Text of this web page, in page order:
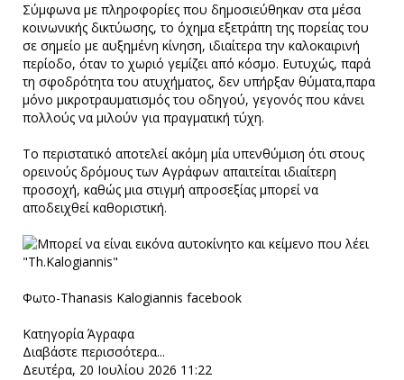
Σύμφωνα με πληροφορίες που δημοσιεύθηκαν στα μέσα
κοινωνικής δικτύωσης, το όχημα εξετράπη της πορείας του
σε σημείο με αυξημένη κίνηση, ιδιαίτερα την καλοκαιρινή
περίοδο, όταν το χωριό γεμίζει από κόσμο. Ευτυχώς, παρά
τη σφοδρότητα του ατυχήματος, δεν υπήρξαν θύματα,παρα
μόνο μικροτραυματισμός του οδηγού, γεγονός που κάνει
πολλούς να μιλούν για πραγματική τύχη.
Το περιστατικό αποτελεί ακόμη μία υπενθύμιση ότι στους
ορεινούς δρόμους των Αγράφων απαιτείται ιδιαίτερη
προσοχή, καθώς μια στιγμή απροσεξίας μπορεί να
αποδειχθεί καθοριστική.
Φωτο-Thanasis Kalogiannis facebook
Κατηγορία Άγραφα
Διαβάστε περισσότερα...
Δευτέρα, 20 Ιουλίου 2026 11:22